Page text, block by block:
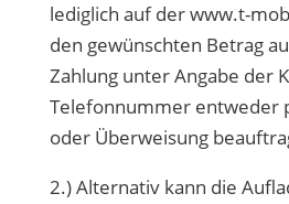
lediglich auf der www.t-
den gewünschten Betrag
Zahlung unter Angabe der
Telefonnummer entweder
oder Überweisung
2.) Alternativ kann die